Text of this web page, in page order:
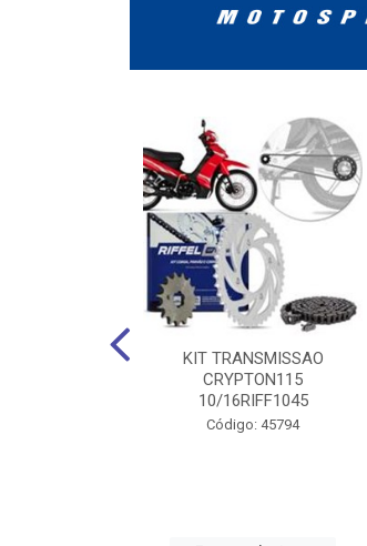
KIT TRANSMISSAO
CRYPTON115
10/16RIFF1045
Código: 45794